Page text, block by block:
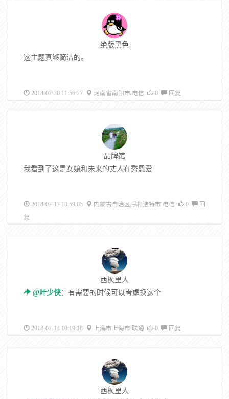
绝版黑色
这主题真够简洁的。
2018-07-30 11:56:27 河南省南阳市 电信 0 回复
品牌馆
我看到了这是女媳和未来的丈人在秀恩爱
2018-07-17 10:59:05 内蒙古自治区呼和浩特市 电信 0
回
复
西枫里人
@叶少侠：有需要的时候可以考虑换这个
2018-07-14 10:19:18 上海市上海市 联通 0 回复
西枫里人